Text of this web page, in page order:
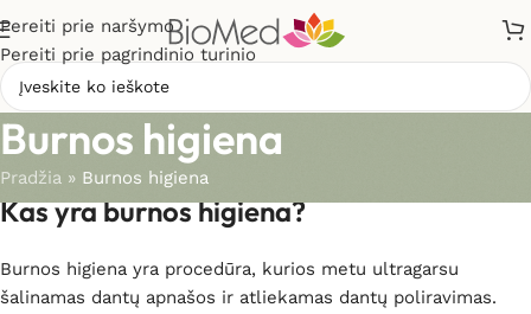
Pereiti prie naršymo
Pereiti prie pagrindinio turinio
Burnos higiena
Pradžia » Burnos higiena
Kas yra burnos higiena?
Burnos higiena yra procedūra, kurios metu ultragarsu
šalinamas dantų apnašos ir atliekamas dantų poliravimas.